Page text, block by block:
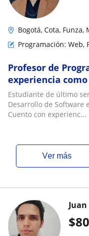
Bogotá, Cota, Funza,
Programación: Web,
Profesor de
experiencia
y adultos de
Estudiante de último
Desarrollo de Software
Cuento con experienc...
ver más
$